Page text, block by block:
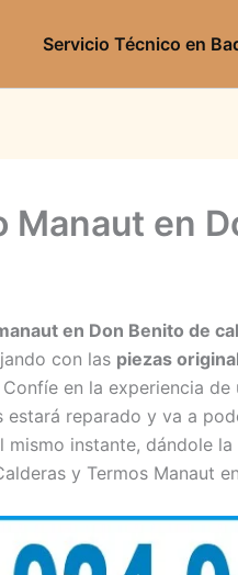
Servicio Técnico en
Manaut en
en Don Benito de
con las piezas
en la experiencia
estará reparado y va a
mismo instante, dándole
y Termos Manaut